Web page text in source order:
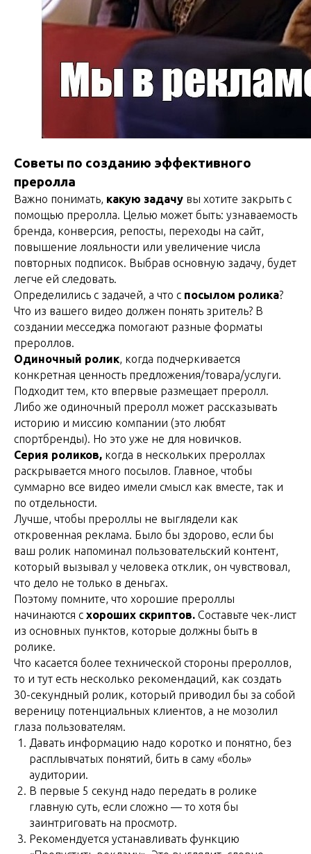
Советы по созданию эффективного
преролла
Важно понимать, какую задачу вы хотите закрыть с
помощью преролла. Целью может быть: узнаваемость
бренда, конверсия, репосты, переходы на сайт,
повышение лояльности или увеличение числа
повторных подписок. Выбрав основную задачу, будет
легче ей следовать.
Определились с задачей, а что с посылом ролика?
Что из вашего видео должен понять зритель? В
создании месседжа помогают разные форматы
прероллов.
Одиночный ролик, когда подчеркивается
конкретная ценность предложения/товара/услуги.
Подходит тем, кто впервые размещает преролл.
Либо же одиночный преролл может рассказывать
историю и миссию компании (это любят
спортбренды). Но это уже не для новичков.
Серия роликов, когда в нескольких прероллах
раскрывается много посылов. Главное, чтобы
суммарно все видео имели смысл как вместе, так и
по отдельности.
Лучше, чтобы прероллы не выглядели как
откровенная реклама. Было бы здорово, если бы
ваш ролик напоминал пользовательский контент,
который вызывал у человека отклик, он чувствовал,
что дело не только в деньгах.
Поэтому помните, что хорошие прероллы
начинаются с хороших скриптов. Составьте чек-лист
из основных пунктов, которые должны быть в
ролике.
Что касается более технической стороны прероллов,
то и тут есть несколько рекомендаций, как создать
30-секундный ролик, который приводил бы за собой
вереницу потенциальных клиентов, а не мозолил
глаза пользователям.
Давать информацию надо коротко и понятно, без
расплывчатых понятий, бить в саму «боль»
аудитории.
В первые 5 секунд надо передать в ролике
главную суть, если сложно — то хотя бы
заинтриговать на просмотр.
Рекомендуется устанавливать функцию